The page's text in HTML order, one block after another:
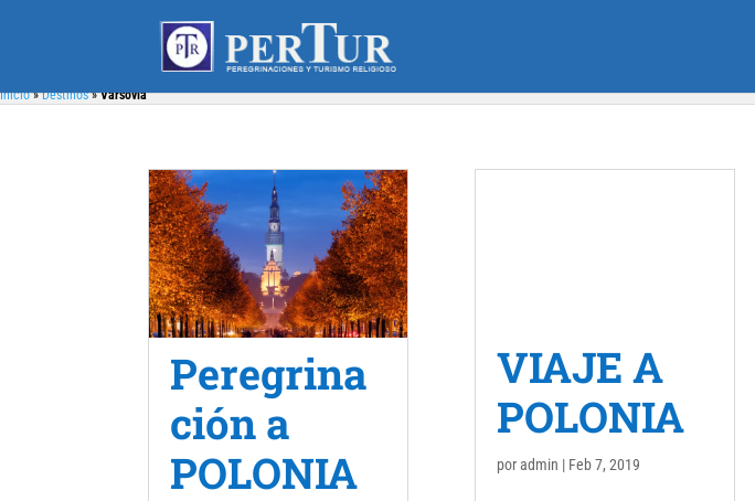
Inicio»Destinos»Varsovia
Peregrina
ción a
POLONIA
VIAJE A
POLONIA
poradmin | Feb 7, 2019